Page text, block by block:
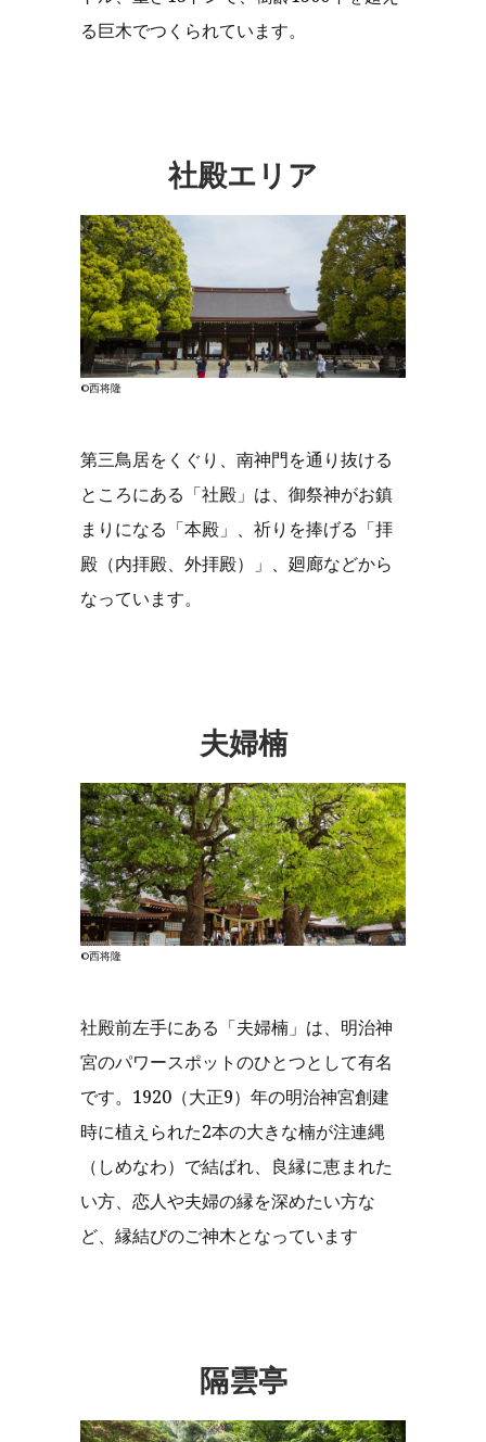
る巨木でつくられています。
社殿エリア
©西将隆
第三鳥居をくぐり、南神門を通り抜ける
ところにある「社殿」は、御祭神がお鎮
まりになる「本殿」、祈りを捧げる「拝
殿（内拝殿、外拝殿）」、廻廊などから
なっています。
夫婦楠
©西将隆
社殿前左手にある「夫婦楠」は、明治神
宮のパワースポットのひとつとして有名
です。1920（大正9）年の明治神宮創建
時に植えられた2本の大きな楠が注連縄
（しめなわ）で結ばれ、良縁に恵まれた
い方、恋人や夫婦の縁を深めたい方な
ど、縁結びのご神木となっています
隔雲亭